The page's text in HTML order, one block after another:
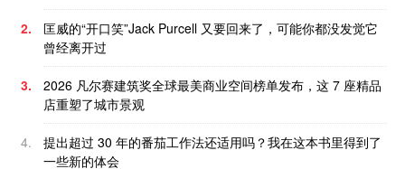
2.
匡威的“开口笑”Jack Purcell 又要回来了，可能你都没发觉它
曾经离开过
3.
2026 凡尔赛建筑奖全球最美商业空间榜单发布，这 7 座精品
店重塑了城市景观
4.
提出超过 30 年的番茄工作法还适用吗？我在这本书里得到了
一些新的体会